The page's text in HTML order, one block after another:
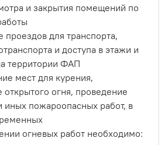
и закрытия помещений по
для транспорта,
и доступа в этажи и
территории ФАП
мест для курения,
огня, проведение
иных пожароопасных работ, в
огневых работ необходимо: